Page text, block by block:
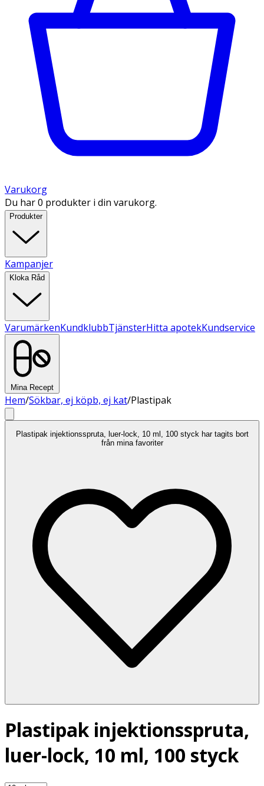
Varukorg
Du har 0 produkter i din varukorg.
Produkter
Kampanjer
Kloka Råd
VarumärkenKundklubbTjänsterHitta apotekKundservice
Mina Recept
Hem/Sökbar, ej köpb, ej kat/Plastipak
Plastipak injektionsspruta, luer-lock, 10 ml, 100 styck har tagits bort
från mina favoriter
Plastipak injektionsspruta,
luer-lock, 10 ml, 100 styck